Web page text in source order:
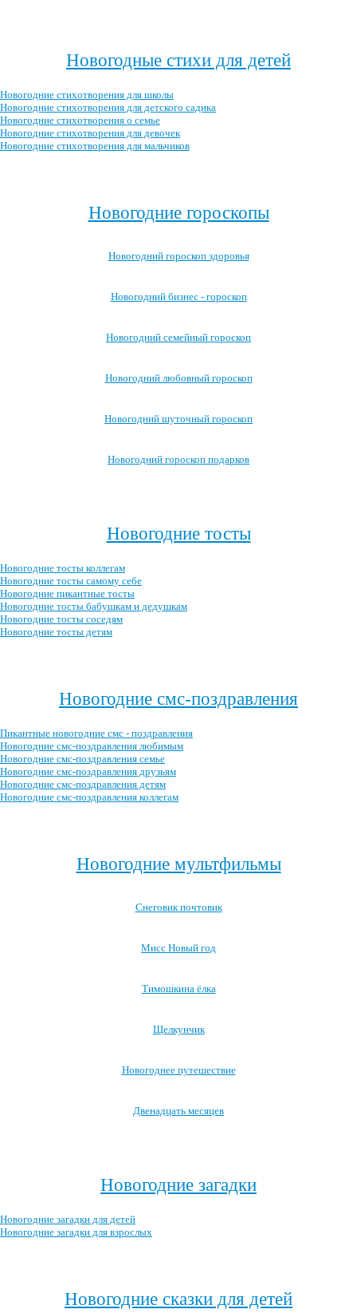
Новогодные стихи для детей
Новогодние стихотворения для школы
Новогодние стихотворения для детского садика
Новогодние стихотворения о семье
Новогодние стихотворения для девочек
Новогодние стихотворения для мальчиков
Новогодние гороскопы
Новогодний гороскоп здоровья
Новогодний бизнес - гороскоп
Новогодний семейный гороскоп
Новогодний любовный гороскоп
Новогодний шуточный гороскоп
Новогодний гороскоп подарков
Новогодние тосты
Новогодние тосты коллегам
Новогодние тосты самому себе
Новогодние пикантные тосты
Новогодние тосты бабушкам и дедушкам
Новогодние тосты соседям
Новогодние тосты детям
Новогодние смс-поздравления
Пикантные новогодние смс - поздравления
Новогодние смс-поздравления любимым
Новогодние смс-поздравления семье
Новогодние смс-поздравления друзьям
Новогодние смс-поздравления детям
Новогодние смс-поздравления коллегам
Новогодние мультфильмы
Снеговик почтовик
Мисс Новый год
Тимошкина ёлка
Щелкунчик
Новогоднее путешествие
Двенадцать месяцев
Новогодние загадки
Новогодние загадки для детей
Новогодние загадки для взрослых
Новогодние сказки для детей